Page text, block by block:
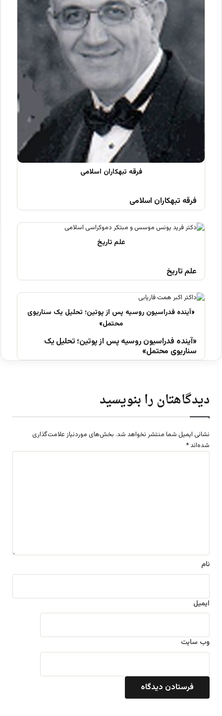
فرقه تبهکاران اسلامی
علم تاریخ
«آینده فدراسیون روسیه پس از پوتین؛ تحلیل یک
سناریوی محتمل»
دیدگاهتان را بنویسید
نشانی ایمیل شما منتشر نخواهد شد. بخش‌های موردنیاز علامت‌گذاری
شده‌اند *
نام
ایمیل
وب‌ سایت